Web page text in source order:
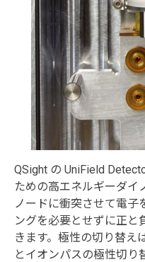
QSight の UniField
ための高エネルギーダイ
ノードに衝突させて電子
ングを必要とせずに正と
きます。極性の切り替え
とイオンパスの極性切り